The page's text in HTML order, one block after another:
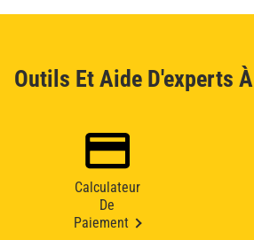
Outils Et Aide D'experts
Calculateur
De
Paiement